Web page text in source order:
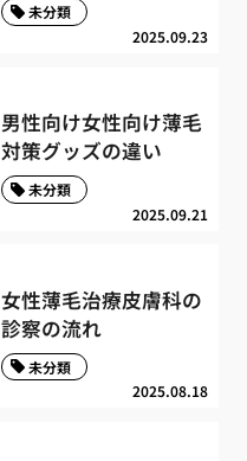
2025.09.23
未分類
男性向け女性向け薄毛
対策グッズの違い
2025.09.21
未分類
女性薄毛治療皮膚科の
診察の流れ
2025.08.18
未分類